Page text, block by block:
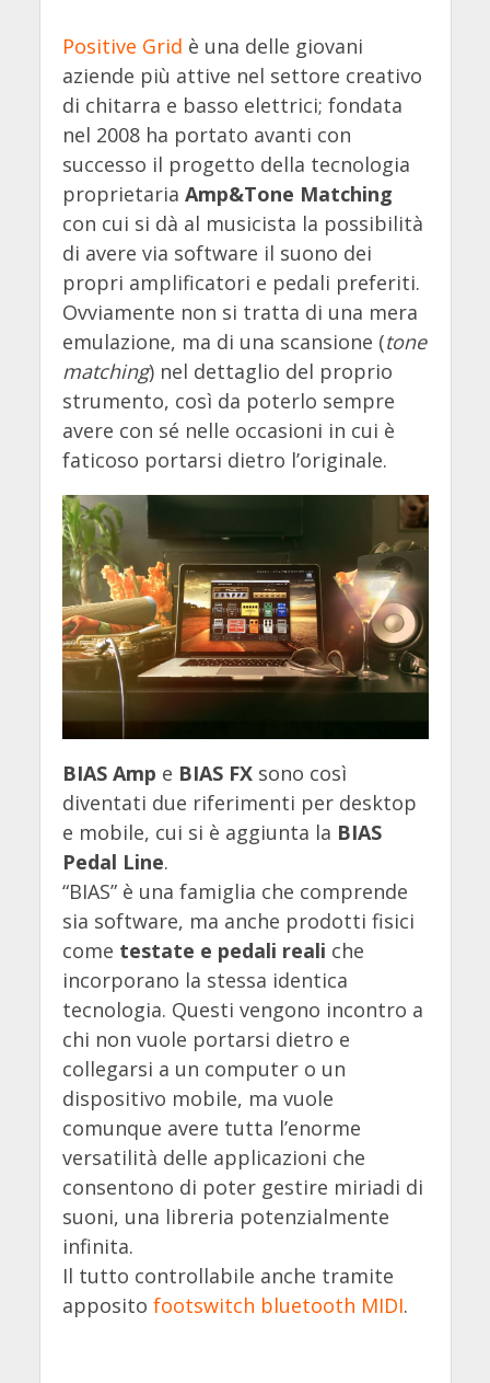
Positive Grid è una delle giovani
aziende più attive nel settore creativo
di chitarra e basso elettrici; fondata
nel 2008 ha portato avanti con
successo il progetto della tecnologia
proprietaria Amp&Tone Matching
con cui si dà al musicista la possibilità
di avere via software il suono dei
propri amplificatori e pedali preferiti.
Ovviamente non si tratta di una mera
emulazione, ma di una scansione (tone
matching) nel dettaglio del proprio
strumento, così da poterlo sempre
avere con sé nelle occasioni in cui è
faticoso portarsi dietro l’originale.
BIAS Amp e BIAS FXsono così
diventati due riferimenti per desktop
e mobile, cui si è aggiunta la BIAS
Pedal Line.
“BIAS” è una famiglia che comprende
sia software, ma anche prodotti fisici
come testate e pedali reali che
incorporano la stessa identica
tecnologia. Questi vengono incontro a
chi non vuole portarsi dietro e
collegarsi a un computer o un
dispositivo mobile, ma vuole
comunque avere tutta l’enorme
versatilità delle applicazioni che
consentono di poter gestire miriadi di
suoni, una libreria potenzialmente
infinita.
Il tutto controllabile anche tramite
apposito footswitch bluetooth MIDI.